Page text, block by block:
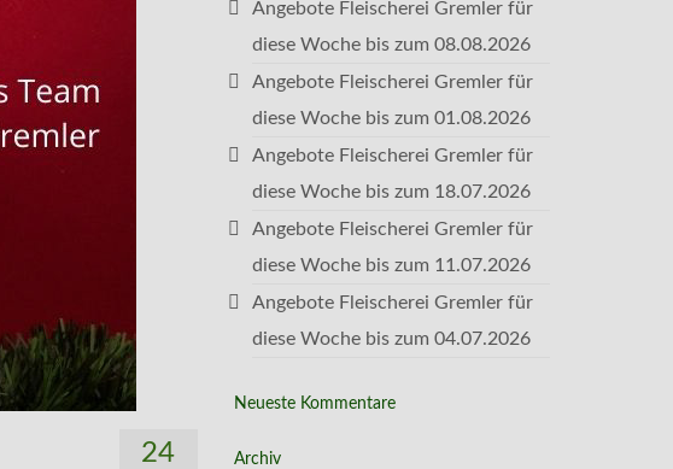
24
Angebote Fleischerei Gremler für
diese Woche bis zum 08.08.2026
Angebote Fleischerei Gremler für
diese Woche bis zum 01.08.2026
Angebote Fleischerei Gremler für
diese Woche bis zum 18.07.2026
Angebote Fleischerei Gremler für
diese Woche bis zum 11.07.2026
Angebote Fleischerei Gremler für
diese Woche bis zum 04.07.2026
Neueste Kommentare
Archiv